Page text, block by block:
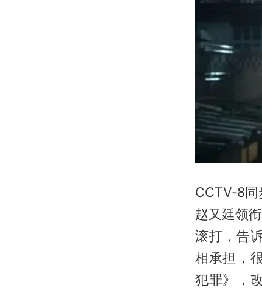
CCTV‑8
赵又廷领
滚打，告
相承担，
犯罪》，